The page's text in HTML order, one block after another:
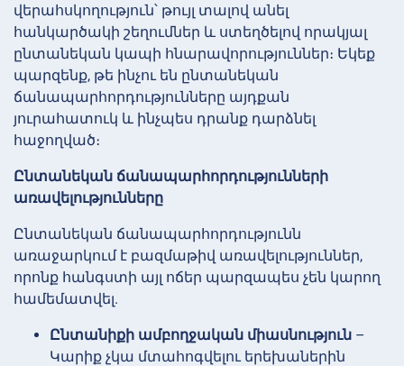
վերահսկողություն՝ թույլ տալով անել
հանկարծակի շեղումներ և ստեղծելով որակյալ
ընտանեկան կապի հնարավորություններ։ Եկեք
պարզենք, թե ինչու են ընտանեկան
ճանապարհորդությունները այդքան
յուրահատուկ և ինչպես դրանք դարձնել
հաջողված։
Ընտանեկան ճանապարհորդությունների
առավելությունները
Ընտանեկան ճանապարհորդությունն
առաջարկում է բազմաթիվ առավելություններ,
որոնք հանգստի այլ ոճեր պարզապես չեն կարող
համեմատվել.
Ընտանիքի ամբողջական միասնություն –
Կարիք չկա մտահոգվելու երեխաներին